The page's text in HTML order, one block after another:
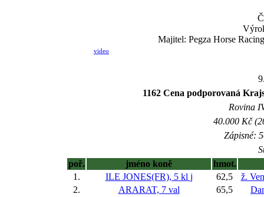
Majitel: Pegza Horse
video
1162 Cena podporovaná
Rovina
40.000 Kč
Zápisné:
poř.
jméno koně
hmot.
1.
ILE JONES(FR), 5 kl j 62,5
ž.
2.
ARARAT, 7 val 65,5